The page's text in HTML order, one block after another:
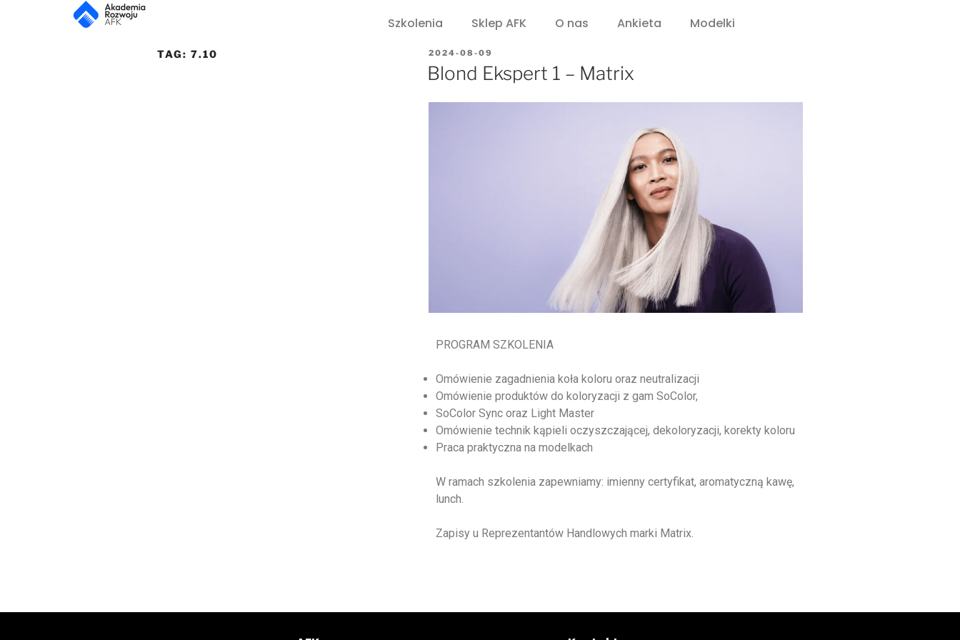
Szkolenia Sklep AFK O nas Ankieta Modelki
TAG: 7.10 2024-08-09
Blond Ekspert 1 – Matrix
PROGRAM SZKOLENIA
Omówienie zagadnienia koła koloru oraz neutralizacji
Omówienie produktów do koloryzacji z gam SoColor,
SoColor Sync oraz Light Master
Omówienie technik kąpieli oczyszczającej, dekoloryzacji, korekty koloru
Praca praktyczna na modelkach
W ramach szkolenia zapewniamy: imienny certyfikat, aromatyczną kawę,
lunch.
Zapisy u Reprezentantów Handlowych marki Matrix.